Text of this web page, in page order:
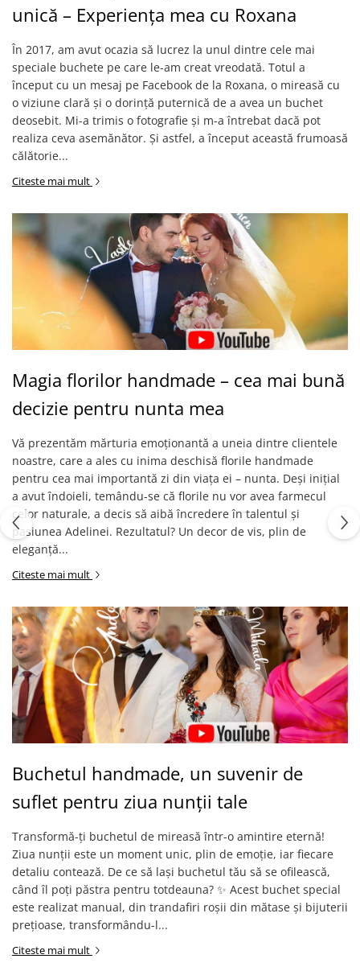
unică – Experiența mea cu Roxana
În 2017, am avut ocazia să lucrez la unul dintre cele mai
speciale buchete pe care le-am creat vreodată. Totul a
început cu un mesaj pe Facebook de la Roxana, o mireasă cu
o viziune clară și o dorință puternică de a avea un buchet
deosebit. Mi-a trimis o fotografie și m-a întrebat dacă pot
realiza ceva asemănător. Și astfel, a început această frumoasă
călătorie...
Citeste mai mult
Magia florilor handmade – cea mai bună
decizie pentru nunta mea
Vă prezentăm mărturia emoționantă a uneia dintre clientele
noastre, care a ales cu inima deschisă florile handmade
pentru cea mai importantă zi din viața ei – nunta. Deși inițial
a avut îndoieli, temându-se că florile nu vor avea farmecul
celor naturale, a decis să aibă încredere în talentul și
pasiunea Adelinei. Rezultatul? Un decor de vis, plin de
eleganță...
Citeste mai mult
Buchetul handmade, un suvenir de
suflet pentru ziua nunții tale
Transformă-ți buchetul de mireasă într-o amintire eternă!
Ziua nunții este un moment unic, plin de emoție, iar fiecare
detaliu contează. De ce să lași buchetul tău să se ofilească,
când îl poți păstra pentru totdeauna? ✨ Acest buchet special
este realizat manual, din trandafiri roșii din mătase și bijuterii
prețioase, transformându-l...
Citeste mai mult